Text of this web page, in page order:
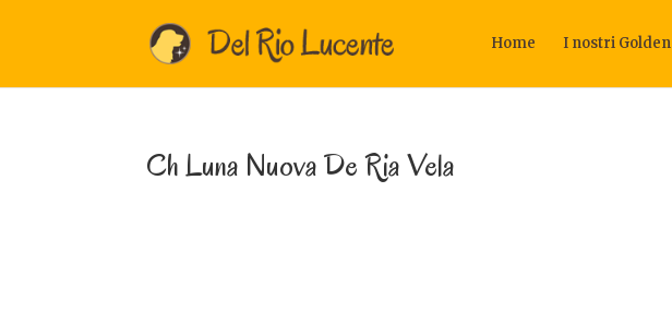
Home I nostri Golden
Ch Luna Nuova De Ria Vela